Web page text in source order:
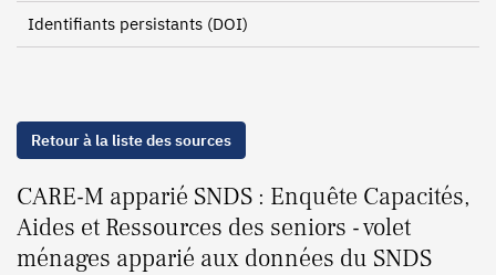
Identifiants persistants (DOI)
Retour à la liste des sources
CARE-M apparié SNDS : Enquête Capacités,
Aides et Ressources des seniors - volet
ménages apparié aux données du SNDS